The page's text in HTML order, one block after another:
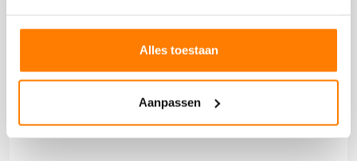
Alles toestaan
Aanpassen